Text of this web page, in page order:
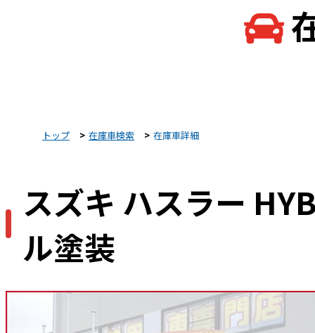
トップ 在庫車検索 在庫車詳細
スズキ ハスラー
ル塗装